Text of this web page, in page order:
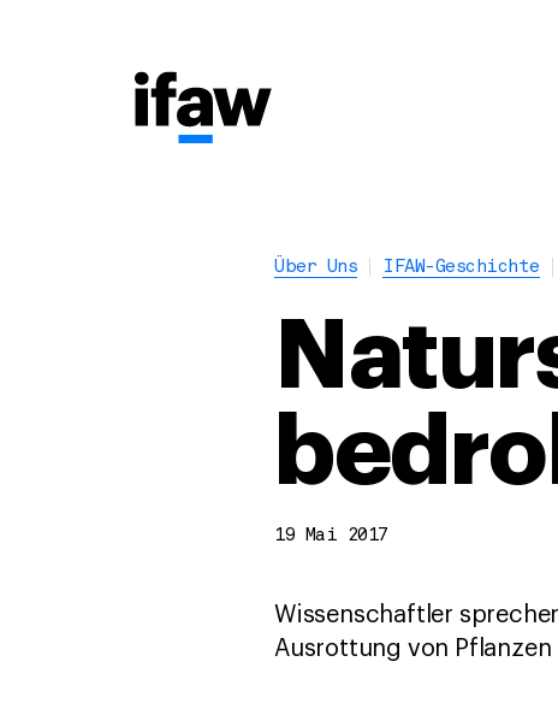
Über Uns IFAW-Geschichte
19 Mai 2017
Wissenschaftler
Ausrottung von